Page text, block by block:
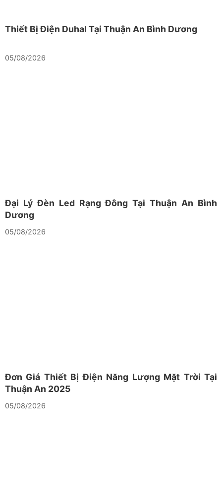
Thiết Bị Điện Duhal Tại Thuận An Bình Dương
05/08/2026
Đại Lý Đèn Led Rạng Đông Tại Thuận An Bình
Dương
05/08/2026
Đơn Giá Thiết Bị Điện Năng Lượng Mặt Trời Tại
Thuận An 2025
05/08/2026